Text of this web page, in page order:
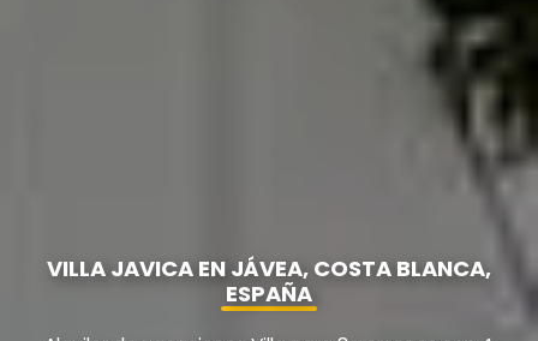
VILLA JAVICA EN JÁVEA, COSTA BLANCA,
ESPAÑA